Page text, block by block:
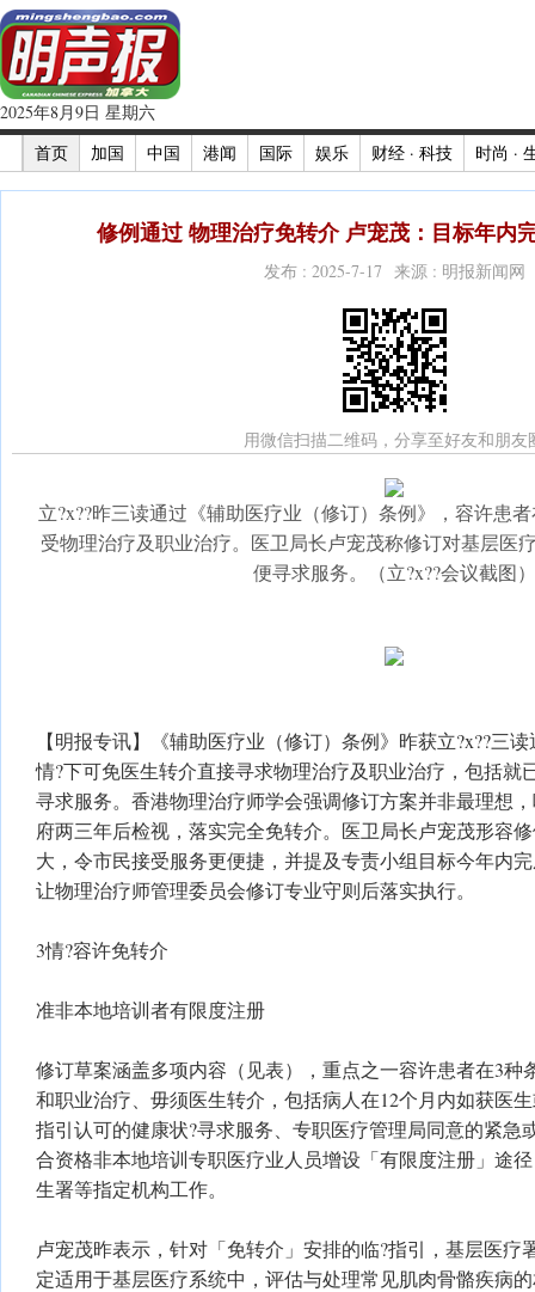
2025年8月9日 星期六
首页
加国 中国 港闻 国际 娱乐 财经 · 科技 时尚 ·
修例通过 物理治疗免转介 卢宠茂：目标年内
发布 : 2025-7-17 来源 : 明报新闻网
用微信扫描二维码，分享至好友和朋友
立?x??昨三读通过《辅助医疗业（修订）条例》，容许患
受物理治疗及职业治疗。医卫局长卢宠茂称修订对基层医
便寻求服务。（立?x??会议截图）
【明报专讯】《辅助医疗业（修订）条例》昨获立?x??三
情?下可免医生转介直接寻求物理治疗及职业治疗，包括就
寻求服务。香港物理治疗师学会强调修订方案并非最理想
府两三年后检视，落实完全免转介。医卫局长卢宠茂形容
大，令市民接受服务更便捷，并提及专责小组目标今年内
让物理治疗师管理委员会修订专业守则后落实执行。
3情?容许免转介
准非本地培训者有限度注册
修订草案涵盖多项内容（见表），重点之一容许患者在3种
和职业治疗、毋须医生转介，包括病人在12个月内如获医
指引认可的健康状?寻求服务、专职医疗管理局同意的紧急
合资格非本地培训专职医疗业人员增设「有限度注册」途
生署等指定机构工作。
卢宠茂昨表示，针对「免转介」安排的临?指引，基层医疗
定适用于基层医疗系统中，评估与处理常见肌肉骨骼疾病